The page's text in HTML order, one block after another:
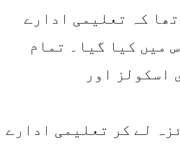
کہ تعلیمی ادارے
میں کیا گیا۔ تمام
اسکولز اور
کا جائزہ لے کر تعلیمی ادارے